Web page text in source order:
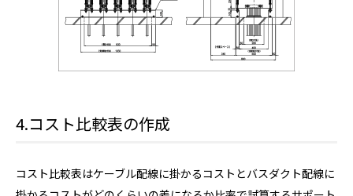
4.コスト比較表の作成
コスト比較表はケーブル配線に掛かるコストとバスダクト配線に